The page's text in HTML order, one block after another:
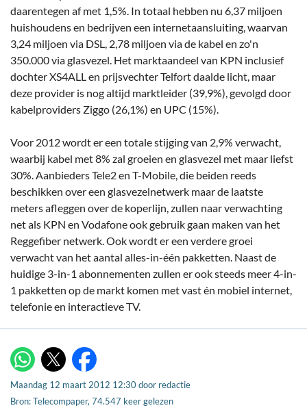
daarentegen af met 1,5%. In totaal hebben nu 6,37 miljoen
huishoudens en bedrijven een internetaansluiting, waarvan
3,24 miljoen via DSL, 2,78 miljoen via de kabel en zo'n
350.000 via glasvezel. Het marktaandeel van KPN inclusief
dochter XS4ALL en prijsvechter Telfort daalde licht, maar
deze provider is nog altijd marktleider (39,9%), gevolgd door
kabelproviders Ziggo (26,1%) en UPC (15%).
Voor 2012 wordt er een totale stijging van 2,9% verwacht,
waarbij kabel met 8% zal groeien en glasvezel met maar liefst
30%. Aanbieders Tele2 en T-Mobile, die beiden reeds
beschikken over een glasvezelnetwerk maar de laatste
meters afleggen over de koperlijn, zullen naar verwachting
net als KPN en Vodafone ook gebruik gaan maken van het
Reggefiber netwerk. Ook wordt er een verdere groei
verwacht van het aantal alles-in-één pakketten. Naast de
huidige 3-in-1 abonnementen zullen er ook steeds meer 4-in-
1 pakketten op de markt komen met vast én mobiel internet,
telefonie en interactieve TV.
WhatsApp
X Facebook
Maandag 12 maart 2012 12:30door redactie
Bron: Telecompaper, 74.547 keer gelezen